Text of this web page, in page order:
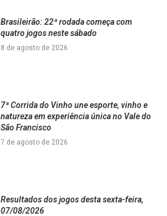
Brasileirão: 22ª rodada começa com
quatro jogos neste sábado
8 de agosto de 2026
7ª Corrida do Vinho une esporte, vinho e
natureza em experiência única no Vale do
São Francisco
7 de agosto de 2026
Resultados dos jogos desta sexta-feira,
07/08/2026